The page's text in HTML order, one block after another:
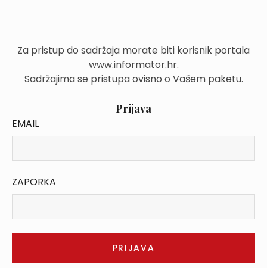
Za pristup do sadržaja morate biti korisnik portala
www.informator.hr.
Sadržajima se pristupa ovisno o Vašem paketu.
Prijava
EMAIL
ZAPORKA